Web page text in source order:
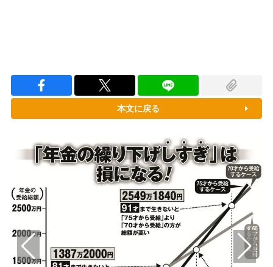
本文に戻る